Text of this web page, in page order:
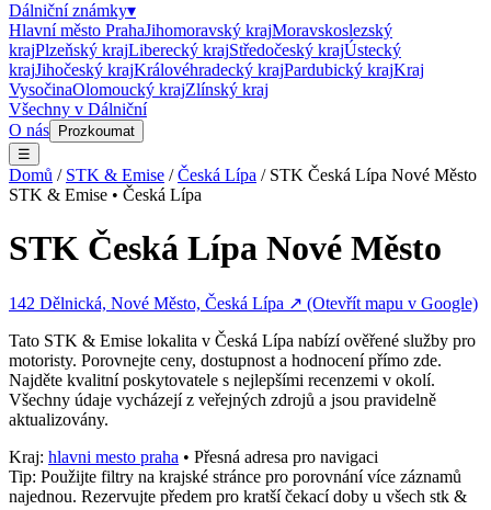
Dálniční známky▾
Hlavní město PrahaJihomoravský krajMoravskoslezský
krajPlzeňský krajLiberecký krajStředočeský krajÚstecký
krajJihočeský krajKrálovéhradecký krajPardubický krajKraj
VysočinaOlomoucký krajZlínský kraj
Všechny v Dálniční
O nás
Prozkoumat
☰
Domů / STK & Emise /Česká Lípa / STK Česká Lípa Nové Město
STK & Emise • Česká Lípa
STK Česká Lípa Nové Město
142 Dělnická, Nové Město, Česká Lípa ↗ (Otevřít mapu v Google)
Tato STK & Emise lokalita v Česká Lípa nabízí ověřené služby pro
motoristy. Porovnejte ceny, dostupnost a hodnocení přímo zde.
Najděte kvalitní poskytovatele s nejlepšími recenzemi v okolí.
Všechny údaje vycházejí z veřejných zdrojů a jsou pravidelně
aktualizovány.
Kraj: hlavni mesto praha • Přesná adresa pro navigaci
Tip: Použijte filtry na krajské stránce pro porovnání více záznamů
najednou. Rezervujte předem pro kratší čekací doby u všech stk &